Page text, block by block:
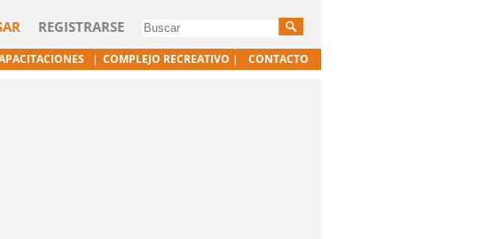
REGISTRARSE
COMPLEJO RECREATIVO CONTACTO